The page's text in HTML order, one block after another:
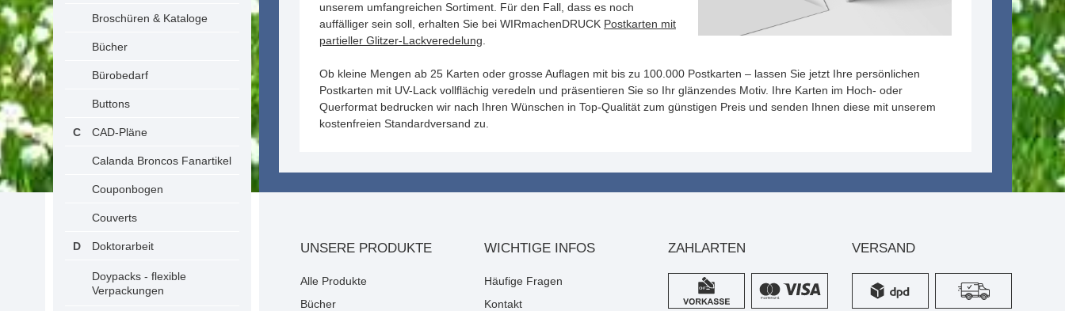
Broschüren & Kataloge
Bücher
Bürobedarf
Buttons
CAD-Pläne
Calanda Broncos Fanartikel
Couponbogen
Couverts
Doktorarbeit
Doypacks - flexible
Verpackungen
unserem umfangreichen Sortiment. Für den Fall, dass es noch
auffälliger sein soll, erhalten Sie bei WIRmachenDRUCK Postkarten mit
partieller Glitzer-Lackveredelung
Ob kleine Mengen ab 25 Karten oder grosse Auflagen mit bis zu 100.000 Postkarten – lassen Sie jetzt Ihre persönlichen
Postkarten mit UV-Lack vollflächig veredeln und präsentieren Sie so Ihr glänzendes Motiv. Ihre Karten im Hoch- oder
Querformat bedrucken wir nach Ihren Wünschen in Top-Qualität zum günstigen Preis und senden Ihnen diese mit unserem
kostenfreien Standardversand zu.
UNSERE PRODUKTE
Alle Produkte
Bücher
WICHTIGE INFOS
Häufige Fragen
Kontakt
ZAHLARTEN VERSAND